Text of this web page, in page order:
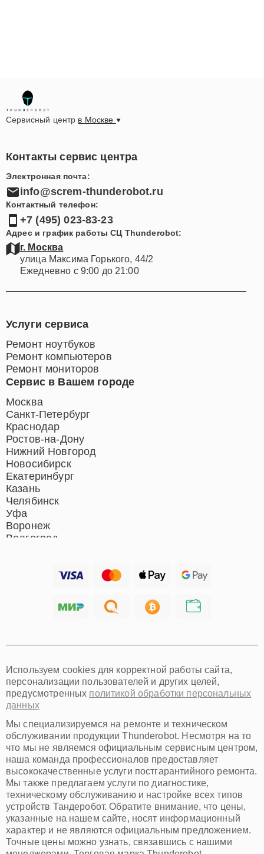
Сервисный центр в Москве
Контакты сервис центра
Электронная почта:
info@screm-thunderobot.ru
Контактный телефон:
+7 (495) 023-83-23
Адрес и график работы СЦ Thunderobot:
г. Москва
улица Максима Горького, 44/2
Ежедневно с 9:00 до 21:00
Сервис в Вашем городе
Москва
Санкт-Петербург
Краснодар
Ростов-на-Дону
Нижний Новгород
Новосибирск
Екатеринбург
Казань
Челябинск
Уфа
Воронеж
Волгоград
Хабаровск
Иркутск
Омск
Красноярск
Пермь
Ульяновск
Киров
Архангельск
Астрахань
Белгород
Благовещенск
Брянск
Владивосток
Владикавказ
Владимир
Волжский
Вологда
Услуги сервиса
Ремонт ноутбуков
Ремонт компьютеров
Ремонт мониторов
Используем cookies для корректной работы сайта,
персонализации пользователей и других целей,
предусмотренных политикой обработки персональных
данных
Мы специализируемся на ремонте и техническом
обслуживании продукции Thunderobot. Несмотря на то
что мы не являемся официальным сервисным центром,
наша команда профессионалов предоставляет
высококачественные услуги постгарантийного ремонта.
Мы также предлагаем услуги по диагностике,
техническому обслуживанию и настройке всех типов
устройств Тандеробот. Обратите внимание, что цены,
указанные на нашем сайте, носят информационный
характер и не являются официальным предложением.
Точные цены можно узнать, связавшись с нашими